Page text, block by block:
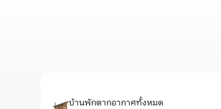
บ้านพักตากอากาศทั้งหมด